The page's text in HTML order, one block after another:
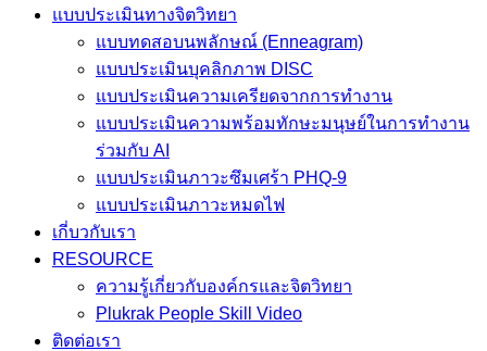
แบบประเมินทางจิตวิทยา
แบบทดสอบนพลักษณ์ (Enneagram)
แบบประเมินบุคลิกภาพ DISC
แบบประเมินความเครียดจากการทำงาน
แบบประเมินความพร้อมทักษะมนุษย์ในการทำงาน
ร่วมกับ AI
แบบประเมินภาวะซึมเศร้า PHQ-9
แบบประเมินภาวะหมดไฟ
เกี่บวกับเรา
RESOURCE
ความรู้เกี่ยวกับองค์กรและจิตวิทยา
Plukrak People Skill Video
ติดต่อเรา